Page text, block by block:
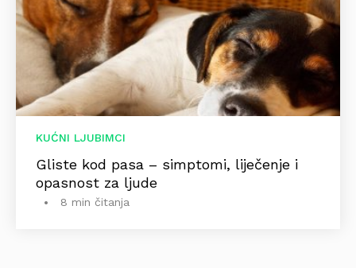
KUĆNI LJUBIMCI
Gliste kod pasa – simptomi, liječenje i
opasnost za ljude
8 min čitanja